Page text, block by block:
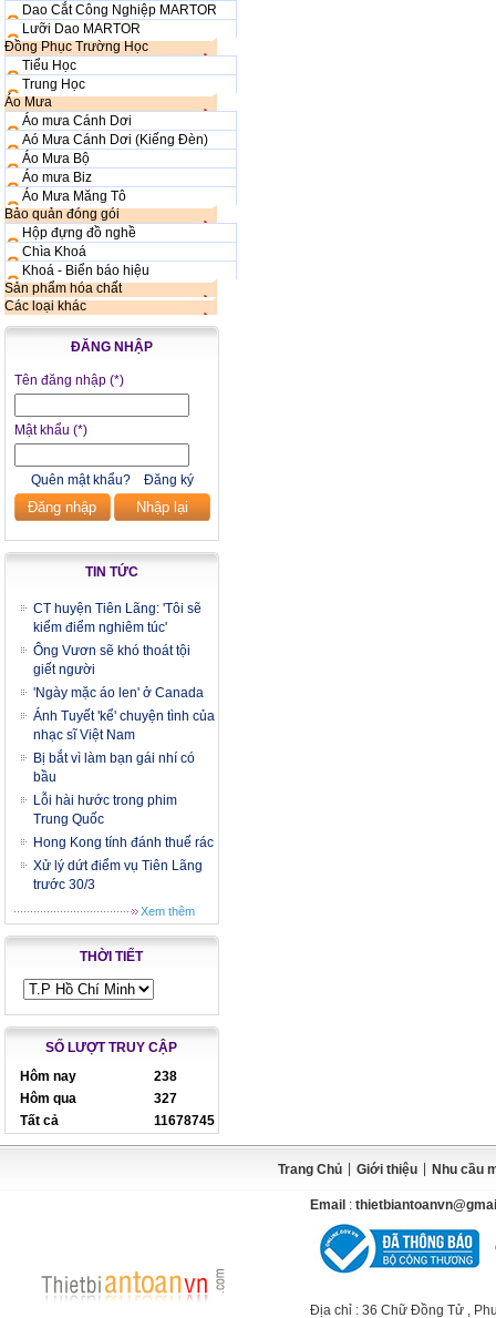
Dao Cắt Công Nghiệp MARTOR
Lưỡi Dao MARTOR
Đồng Phục Trường Học
Tiểu Học
Trung Học
Áo Mưa
Áo mưa Cánh Dơi
Aó Mưa Cánh Dơi (Kiếng Đèn)
Áo Mưa Bộ
Áo mưa Biz
Áo Mưa Măng Tô
Bảo quản đóng gói
Hộp đựng đồ nghề
Chìa Khoá
Khoá - Biển báo hiệu
Sản phẩm hóa chất
Các loại khác
ĐĂNG NHẬP
Tên đăng nhập (*)
Mật khẩu (*)
Quên mật khẩu? Đăng ký
Đăng nhập Nhập lại
TIN TỨC
CT huyện Tiên Lãng: 'Tôi sẽ
kiểm điểm nghiêm túc'
Ông Vươn sẽ khó thoát tội
giết người
'Ngày mặc áo len' ở Canada
Ánh Tuyết 'kể' chuyện tình của
nhạc sĩ Việt Nam
Bị bắt vì làm bạn gái nhí có
bầu
Lỗi hài hước trong phim
Trung Quốc
Hong Kong tính đánh thuế rác
Xử lý dứt điểm vụ Tiên Lãng
trước 30/3
Xem thêm
THỜI TIẾT
SỐ LƯỢT TRUY CẬP
Hôm nay
238
Hôm qua
327
Tất cả
11678745
Trang Chủ Giới thiệu Nhu cầu
Email :
Địa chỉ : 36 Chữ Đồng Tử ,